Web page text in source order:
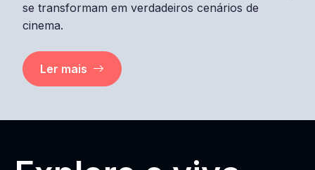
se transformam em verdadeiros cenários de
cinema.
Ler mais